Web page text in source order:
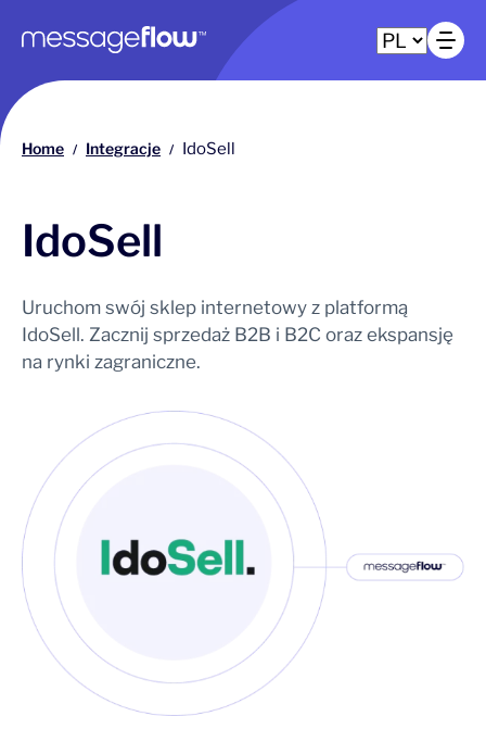
Główna nawigacja
Home / Integracje / IdoSell
IdoSell
Uruchom swój sklep internetowy z platformą
IdoSell. Zacznij sprzedaż B2B i B2C oraz ekspansję
na rynki zagraniczne.